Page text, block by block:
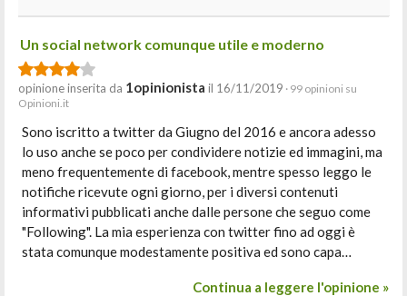
Un social network comunque utile e moderno
opinione inserita da 1opinionista il 16/11/2019 · 99 opinioni su
Opinioni.it
Sono iscritto a twitter da Giugno del 2016 e ancora adesso
lo uso anche se poco per condividere notizie ed immagini, ma
meno frequentemente di facebook, mentre spesso leggo le
notifiche ricevute ogni giorno, per i diversi contenuti
informativi pubblicati anche dalle persone che seguo come
"Following". La mia esperienza con twitter fino ad oggi è
stata comunque modestamente positiva ed sono capa…
Continua a leggere l'opinione »